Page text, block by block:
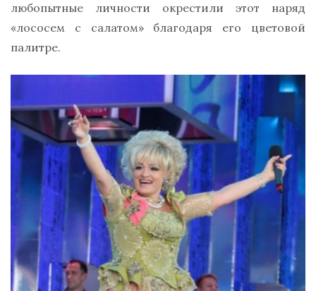
любопытные личности окрестили этот наряд
«лососем с салатом» благодаря его цветовой
палитре.